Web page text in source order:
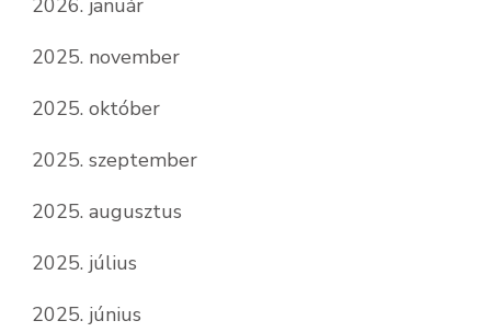
2026. január
2025. november
2025. október
2025. szeptember
2025. augusztus
2025. július
2025. június